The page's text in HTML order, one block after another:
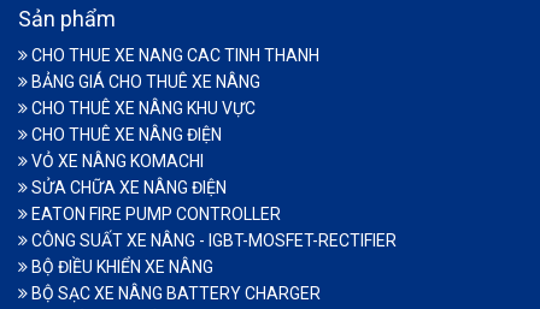
Sản phẩm
CHO THUE XE NANG CAC TINH THANH
BẢNG GIÁ CHO THUÊ XE NÂNG
CHO THUÊ XE NÂNG KHU VỰC
CHO THUÊ XE NÂNG ĐIỆN
VỎ XE NÂNG KOMACHI
SỬA CHỮA XE NÂNG ĐIỆN
EATON FIRE PUMP CONTROLLER
CÔNG SUẤT XE NÂNG - IGBT-MOSFET-RECTIFIER
BỘ ĐIỀU KHIỂN XE NÂNG
BỘ SẠC XE NÂNG BATTERY CHARGER